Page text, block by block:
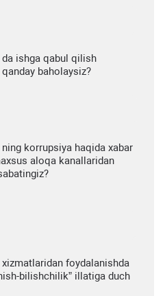
ishga qabul qilish
baholaysiz?
korrupsiya haqida xabar
aloqa kanallaridan
foydalanishda
bilishchilik” illatiga duch